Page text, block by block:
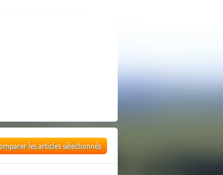
Comparer les articles sélectionnés